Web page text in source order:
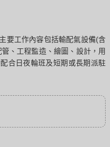
要工作內容包括輸配氣設備(含
、工程監造、繪圖、設計，用
合日夜輪班及短期或長期派駐